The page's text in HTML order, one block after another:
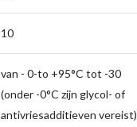
10
van - 0-to +95°C tot -30
(onder -0°C zijn glycol- of
antivriesadditieven vereist)